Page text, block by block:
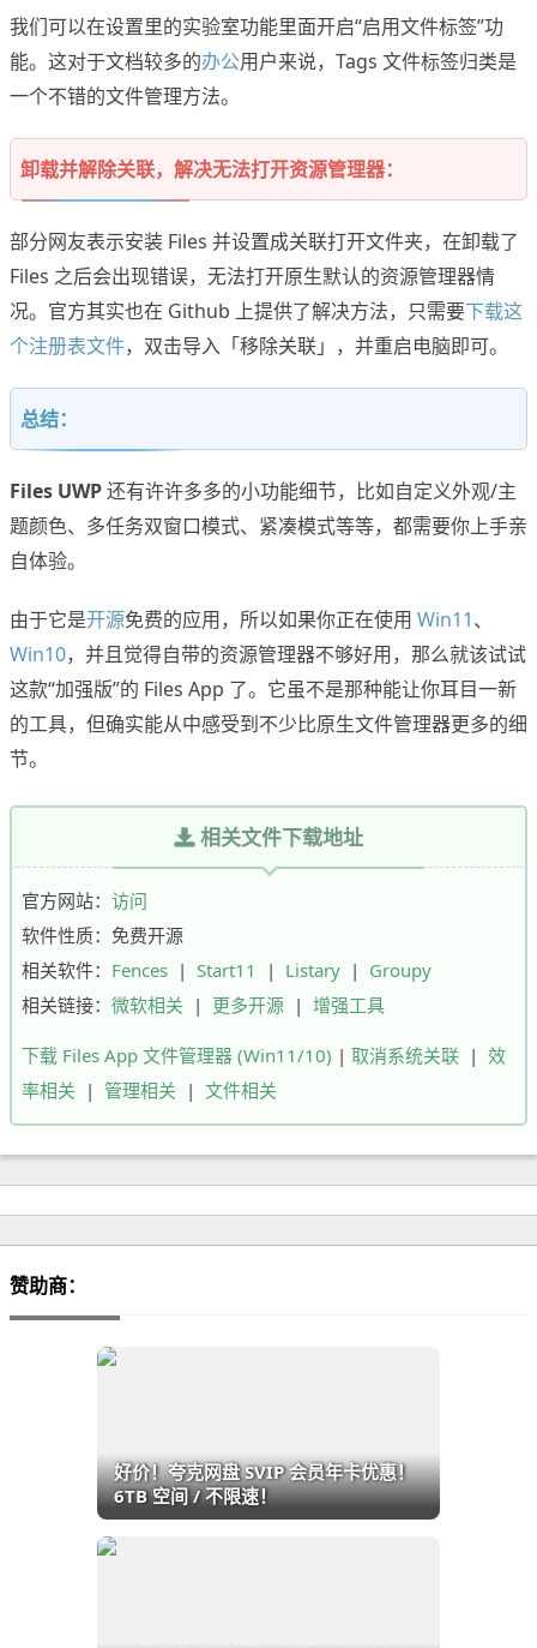
我们可以在设置里的实验室功能里面开启“启用文件标签”功
能。这对于文档较多的办公用户来说，Tags 文件标签归类是
一个不错的文件管理方法。
卸载并解除关联，解决无法打开资源管理器：
部分网友表示安装 Files 并设置成关联打开文件夹，在卸载了
Files 之后会出现错误，无法打开原生默认的资源管理器情
况。官方其实也在 Github 上提供了解决方法，只需要下载这
个注册表文件，双击导入「移除关联」，并重启电脑即可。
总结：
Files UWP还有许许多多的小功能细节，比如自定义外观/主
题颜色、多任务双窗口模式、紧凑模式等等，都需要你上手亲
自体验。
由于它是开源免费的应用，所以如果你正在使用 Win11、
Win10，并且觉得自带的资源管理器不够好用，那么就该试试
这款“加强版”的 Files App 了。它虽不是那种能让你耳目一新
的工具，但确实能从中感受到不少比原生文件管理器更多的细
节。
相关文件下载地址
官方网站： 访问
软件性质：免费开源
相关软件： Fences | Start11 | Listary | Groupy
相关链接： 微软相关 | 更多开源 | 增强工具
下载 Files App 文件管理器 (Win11/10) | 取消系统关联 | 效
率相关 | 管理相关 | 文件相关
赞助商：
好价！夸克网盘 SVIP 会员年卡优惠！
6TB 空间 / 不限速！